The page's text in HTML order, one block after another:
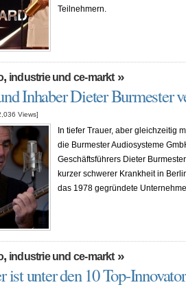
Teilnehmern.
, industrie und ce-markt»
Inhaber Dieter Burmester
Views]
In tiefer Trauer, aber gleichzeitig
die Burmester Audiosysteme
Geschäftsführers Dieter
kurzer schwerer Krankheit in
das 1978 gegründete
, industrie und ce-markt»
ist unter den 10 Top-